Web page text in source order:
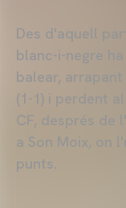
Des d'aquell
blanc-i-negre
balear, arrapant
(1-1) i perdent al
CF, després de
a Son Moix, on
punts.